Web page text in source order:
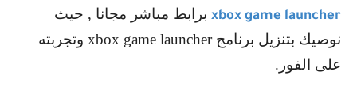
xbox game launcher برابط مباشر مجانا , حيث
نوصيك بتنزيل برنامجxbox game launcher وتجربته
على الفور.